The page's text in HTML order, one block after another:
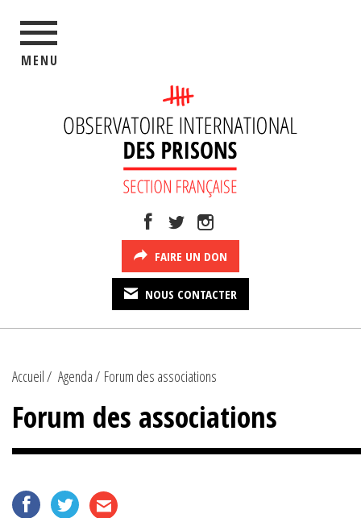
MENU
FAIRE UN DON
NOUS CONTACTER
Accueil Agenda Forum des associations
Forum des associations